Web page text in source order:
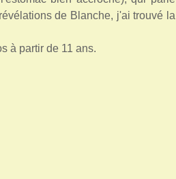
de Blanche, j'ai trouvé la
à partir de 11 ans.